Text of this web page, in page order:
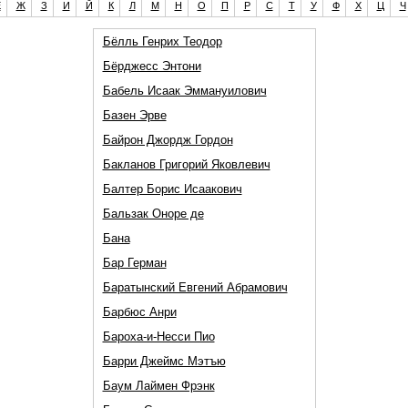
Ж З И Й К Л М Н О П Р С Т У Ф Х Ц Ч
Бёлль Генрих Теодор
Бёрджесс Энтони
Бабель Исаак Эммануилович
Базен Эрве
Байрон Джордж Гордон
Бакланов Григорий Яковлевич
Балтер Борис Исаакович
Бальзак Оноре де
Бана
Бар Герман
Баратынский Евгений Абрамович
Барбюс Анри
Бароха-и-Несси Пио
Барри Джеймс Мэтъю
Баум Лаймен Фрэнк